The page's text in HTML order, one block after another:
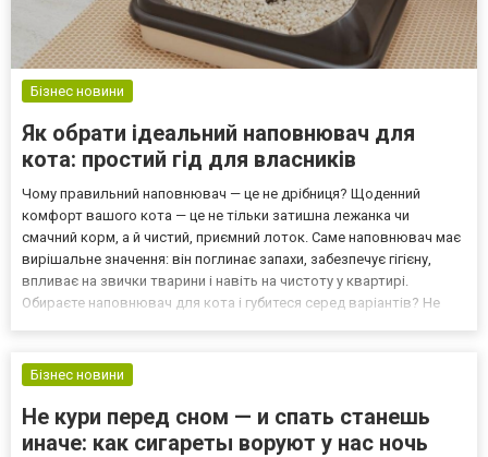
Бізнес новини
Як обрати ідеальний наповнювач для
кота: простий гід для власників
Чому правильний наповнювач — це не дрібниця? Щоденний
комфорт вашого кота — це не тільки затишна лежанка чи
смачний корм, а й чистий, приємний лоток. Саме наповнювач має
вирішальне значення: він поглинає запахи, забезпечує гігієну,
впливає на звички тварини і навіть на чистоту у квартирі.
Обираєте наповнювач для кота і губитеся серед варіантів? Не
Бізнес новини
Не кури перед сном — и спать станешь
иначе: как сигареты воруют у нас ночь